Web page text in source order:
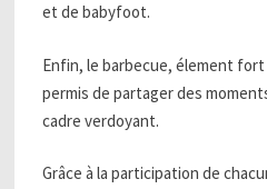
et de babyfoot.
Enfin, le barbecue, élement
permis de partager des
cadre verdoyant.
Grâce à la participation de